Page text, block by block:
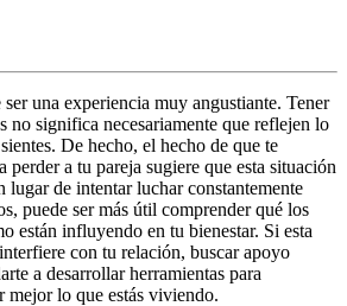
una experiencia muy angustiante. Tener
no significa necesariamente que reflejen lo
De hecho, el hecho de que te
perder a tu pareja sugiere que esta situación
lugar de intentar luchar constantemente
puede ser más útil comprender qué los
están influyendo en tu bienestar. Si esta
con tu relación, buscar apoyo
a desarrollar herramientas para
mejor lo que estás viviendo.